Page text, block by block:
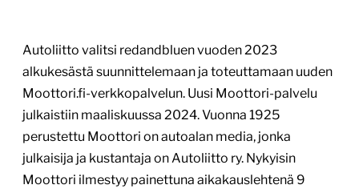
Autoliitto valitsi redandbluen vuoden 2023
alkukesästä suunnittelemaan ja toteuttamaan uuden
Moottori.fi-verkkopalvelun. Uusi Moottori-palvelu
julkaistiin maaliskuussa 2024. Vuonna 1925
perustettu Moottori on autoalan media, jonka
julkaisija ja kustantaja on Autoliitto ry. Nykyisin
Moottori ilmestyy painettuna aikakauslehtenä 9